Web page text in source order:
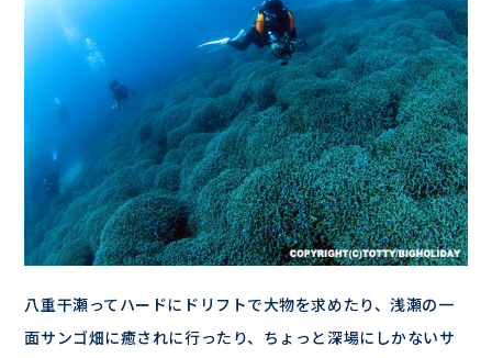
八重干瀬ってハードにドリフトで大物を求めたり、浅瀬の一
面サンゴ畑に癒されに行ったり、ちょっと深場にしかないサ